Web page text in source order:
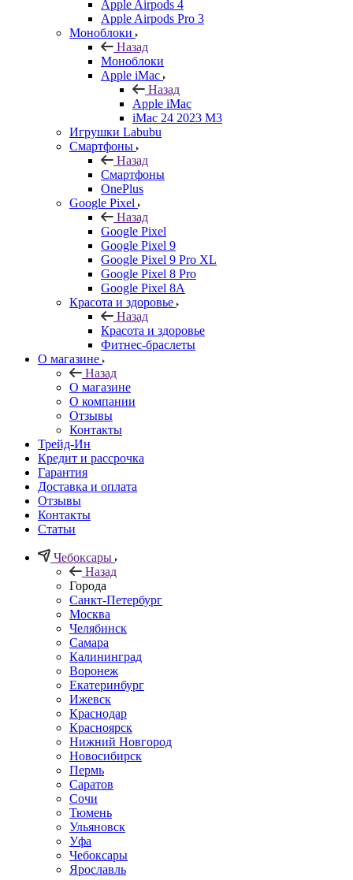
Apple Airpods 4
Apple Airpods Pro 3
Моноблоки
Назад
Моноблоки
Apple iMac
Назад
Apple iMac
iMac 24 2023 M3
Игрушки Labubu
Смартфоны
Назад
Смартфоны
OnePlus
Google Pixel
Назад
Google Pixel
Google Pixel 9
Google Pixel 9 Pro XL
Google Pixel 8 Pro
Google Pixel 8A
Красота и здоровье
Назад
Красота и здоровье
Фитнес-браслеты
О магазине
Назад
О магазине
О компании
Отзывы
Контакты
Трейд-Ин
Кредит и рассрочка
Гарантия
Доставка и оплата
Отзывы
Контакты
Статьи
Чебоксары
Назад
Города
Санкт-Петербург
Москва
Челябинск
Самара
Калининград
Воронеж
Екатеринбург
Ижевск
Краснодар
Красноярск
Нижний Новгород
Новосибирск
Пермь
Саратов
Сочи
Тюмень
Ульяновск
Уфа
Чебоксары
Ярославль